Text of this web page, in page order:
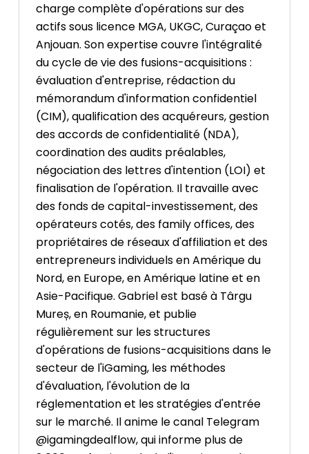
charge complète d'opérations sur des
actifs sous licence MGA, UKGC, Curaçao et
Anjouan. Son expertise couvre l'intégralité
du cycle de vie des fusions-acquisitions :
évaluation d'entreprise, rédaction du
mémorandum d'information confidentiel
(CIM), qualification des acquéreurs, gestion
des accords de confidentialité (NDA),
coordination des audits préalables,
négociation des lettres d'intention (LOI) et
finalisation de l'opération. Il travaille avec
des fonds de capital-investissement, des
opérateurs cotés, des family offices, des
propriétaires de réseaux d'affiliation et des
entrepreneurs individuels en Amérique du
Nord, en Europe, en Amérique latine et en
Asie-Pacifique. Gabriel est basé à Târgu
Mureș, en Roumanie, et publie
régulièrement sur les structures
d'opérations de fusions-acquisitions dans le
secteur de l'iGaming, les méthodes
d'évaluation, l'évolution de la
réglementation et les stratégies d'entrée
sur le marché. Il anime le canal Telegram
@igamingdealflow, qui informe plus de